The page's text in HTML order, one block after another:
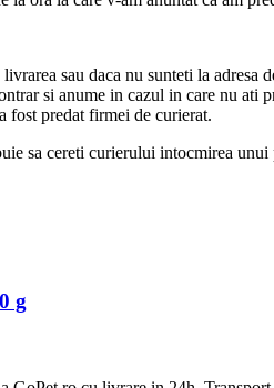
sau daca nu sunteti la
si anume in cazul in care nu
predat firmei de curierat.
sa cereti curierului intocmirea
g